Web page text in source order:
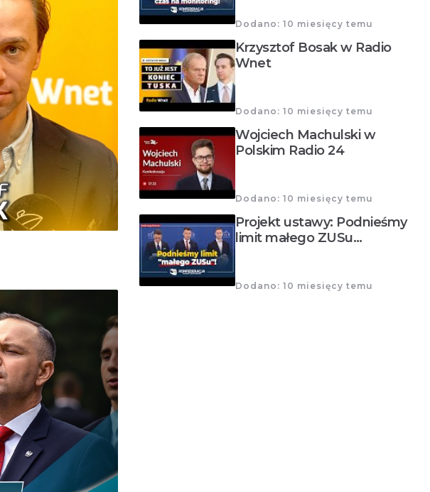
Dodano: 10 miesięcy temu
Krzysztof Bosak w Radio
Wnet
Dodano: 10 miesięcy temu
Wojciech Machulski w
Polskim Radio 24
Dodano: 10 miesięcy temu
Projekt ustawy: Podnieśmy
limit małego ZUSu…
Dodano: 10 miesięcy temu